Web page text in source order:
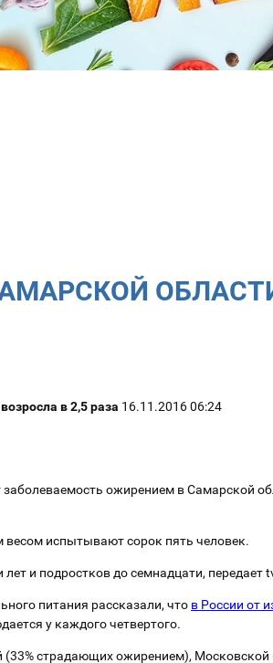
в 2,5 раза 16.11.2016 06:24
ожирением в Самарской
весом испытывают сорок пять человек.
и подростков до семнадцати, передает
питания рассказали, что в России от
у каждого четвертого.
страдающих ожирением), Московской